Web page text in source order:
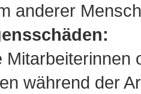
anderer
Mitarbeiterinnen
während der